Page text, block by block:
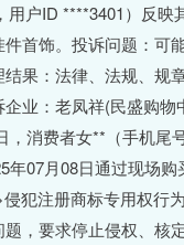
用户ID ****3401）反映
首饰。投诉问题：可
果：法律、法规、规
业：老凤祥(民盛购物
，消费者女**（手机尾
年07月08日通过现场
犯注册商标专用权行
，要求停止侵权、核